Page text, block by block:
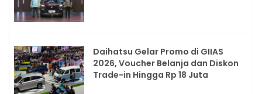
Daihatsu Gelar Promo di GIIAS
2026, Voucher Belanja dan Diskon
Trade-in Hingga Rp 18 Juta